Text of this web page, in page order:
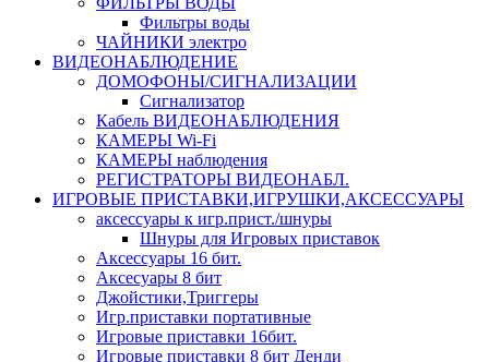
Фильтры воды
ЧАЙНИКИ электро
ВИДЕОНАБЛЮДЕНИЕ
ДОМОФОНЫ/СИГНАЛИЗАЦИИ
Сигнализатор
Кабель ВИДЕОНАБЛЮДЕНИЯ
КАМЕРЫ Wi-Fi
КАМЕРЫ наблюдения
РЕГИСТРАТОРЫ ВИДЕОНАБЛ.
ИГРОВЫЕ ПРИСТАВКИ,ИГРУШКИ,АКСЕССУАРЫ
аксесcуары к игр.прист./шнуры
Шнуры для Игровых приставок
Аксессуары 16 бит.
Аксесуары 8 бит
Джойстики,Триггеры
Игр.приставки портативные
Игровые приставки 16бит.
Игровые приставки 8 бит Денди